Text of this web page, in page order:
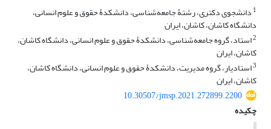
1 دانشجوی دکتری، رشتۀ جامعه‌شناسی، دانشکدۀ حقوق و علوم انسانی،
دانشگاه کاشان، کاشان، ایران
2استاد، گروه جامعه‌شناسی، دانشکدۀ حقوق و علوم انسانی، دانشگاه کاشان،
کاشان، ایران
3استادیار، گروه مدیریت، دانشکدۀ حقوق و علوم انسانی، دانشگاه کاشان،
کاشان، ایران
10.30507/jmsp.2021.272899.2200
چکیده